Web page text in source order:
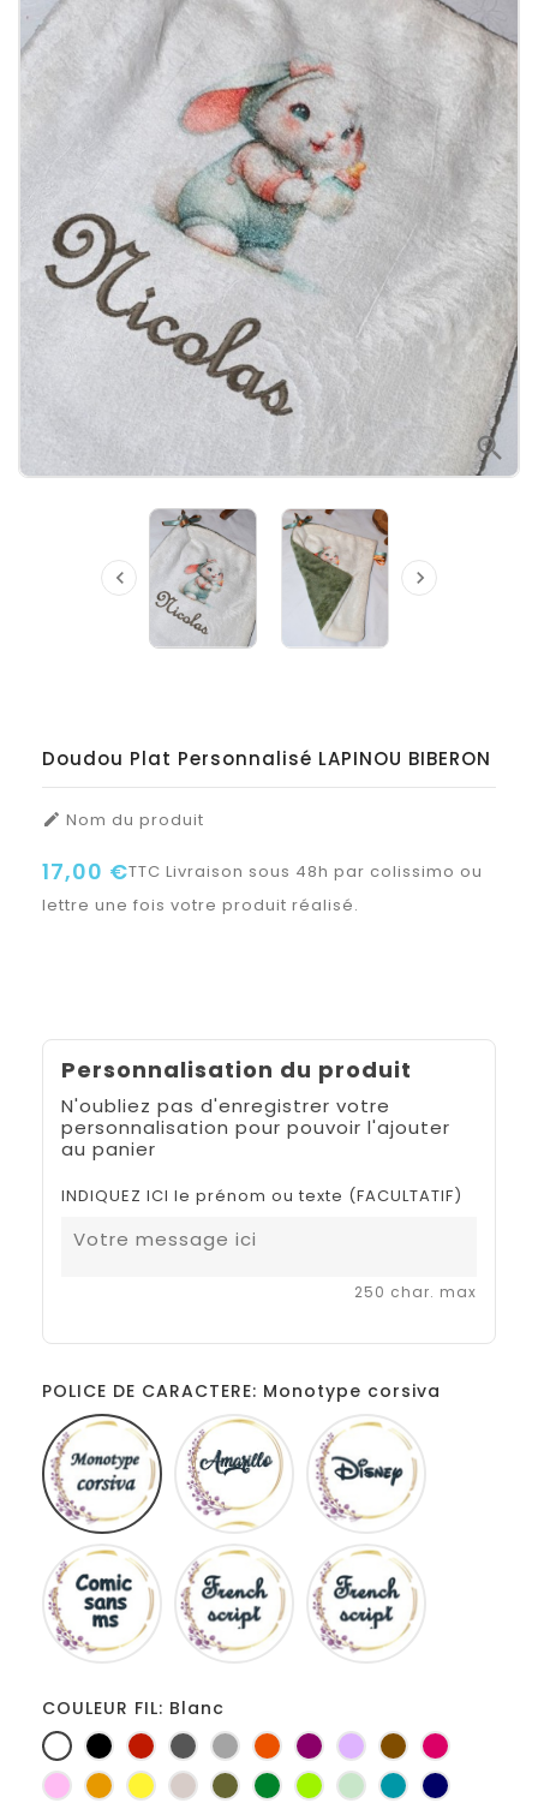

 
Doudou Plat Personnalisé LAPINOU BIBERON
 Nom du produit
17,00 €TTC Livraison sous 48h par colissimo ou
lettre une fois votre produit réalisé.
Personnalisation du produit
N'oubliez pas d'enregistrer votre
personnalisation pour pouvoir l'ajouter
au panier
INDIQUEZ ICI le prénom ou texte (FACULTATIF)
250 char. max
POLICE DE CARACTERE: Monotype corsiva
Monotype
corsiva
Amarillo
Comic
sans
ms
French
script
COULEUR FIL: Blanc
BlancNoir RougeGris
foncé
Gris
clair
Orange
PruneLilasMarronFuchsia
RoseJaunejauneFicelleKaki Vert Anis Vert Turquoise
Marine